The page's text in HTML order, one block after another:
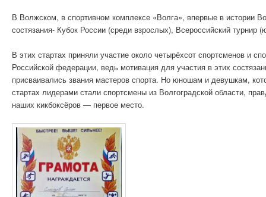
В Волжском, в спортивном комплексе «Волга», впервые в истории
состязания- Кубок России (среди взрослых), Всероссийский
В этих стартах приняли участие около четырёхсот спортсменов и
Российской федерации, ведь мотивация для участия в этих
присваивались звания мастеров спорта. Но юношам и девушкам,
стартах лидерами стали спортсмены из Волгоградской области,
наших кикбоксёров — первое место.